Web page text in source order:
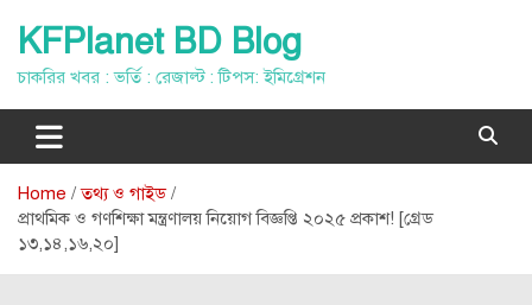
content
KFPlanet BD Blog
চাকরির খবর : ভর্তি : রেজাল্ট : টিপস: ইমিগ্রেশন
Home
তথ্য ও গাইড
প্রাথমিক ও গণশিক্ষা মন্ত্রণালয় নিয়োগ বিজ্ঞপ্তি ২০২৫ প্রকাশ! [গ্রেড
১৩,১৪,১৬,২০]